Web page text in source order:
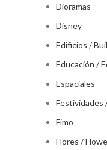
Dioramas
Disney
Edificios /
Educación /
Espaciales
Festividades
Fimo
Flores /